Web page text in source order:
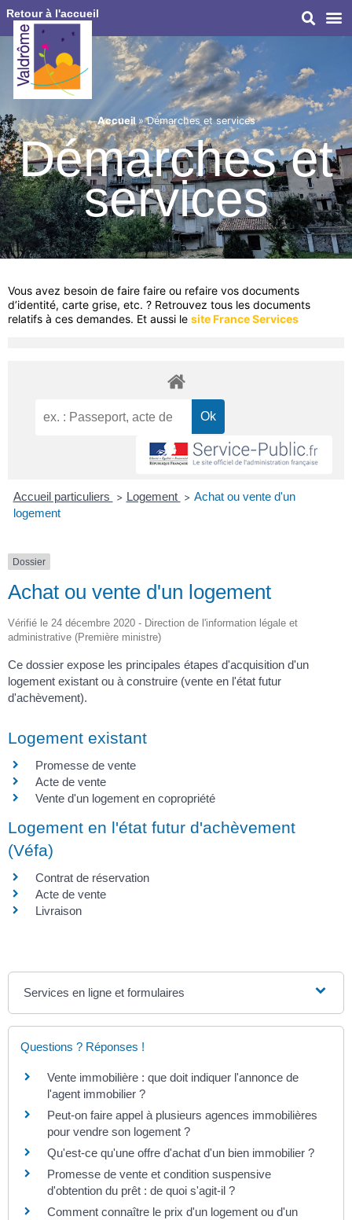
Retour à l'accueil
Accueil»Démarches et services
Démarches et
services
Vous avez besoin de faire faire ou refaire vos documents
d’identité, carte grise, etc. ? Retrouvez tous les documents
relatifs à ces demandes. Et aussi le site France Services
Accueil particuliers > Logement > Achat ou vente d'un
logement
Dossier
Achat ou vente d'un logement
Vérifié le 24 décembre 2020 - Direction de l'information légale et
administrative (Première ministre)
Ce dossier expose les principales étapes d'acquisition d'un
logement existant ou à construire (vente en l'état futur
d'achèvement).
Logement existant
Promesse de vente
Acte de vente
Vente d'un logement en copropriété
Logement en l'état futur d'achèvement
(Véfa)
Contrat de réservation
Acte de vente
Livraison
Services en ligne et formulaires
Questions ? Réponses !
Vente immobilière : que doit indiquer l'annonce de
l'agent immobilier ?
Peut-on faire appel à plusieurs agences immobilières
pour vendre son logement ?
Qu'est-ce qu'une offre d'achat d'un bien immobilier ?
Promesse de vente et condition suspensive
d'obtention du prêt : de quoi s'agit-il ?
Comment connaître le prix d'un logement ou d'un